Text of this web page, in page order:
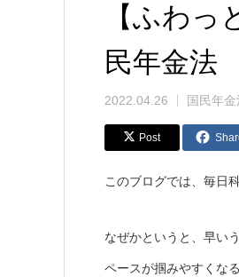
【ふわ
民年金法
2022.04.26 国民年金
Post
このブログでは、毎日
なぜかというと、早い
ペースが掴みやすくな